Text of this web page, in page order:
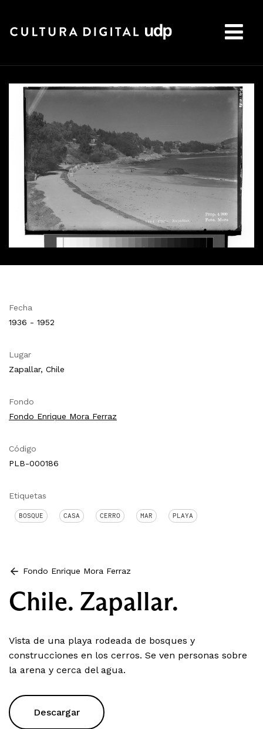
Fecha
1936 - 1952
Lugar
Zapallar, Chile
Fondo
Fondo Enrique Mora Ferraz
Código
PLB-000186
Etiquetas
BOSQUE CASA CERRO MAR PLAYA
Fondo Enrique Mora Ferraz
Chile. Zapallar.
Vista de una playa rodeada de bosques y
construcciones en los cerros. Se ven personas sobre
la arena y cerca del agua.
Descargar